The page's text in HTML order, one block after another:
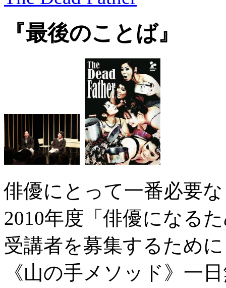
『最後のことば』
俳優にとって一番必要
2010年度「俳優になる
受講者を募集するために
《山の手メソッド》一